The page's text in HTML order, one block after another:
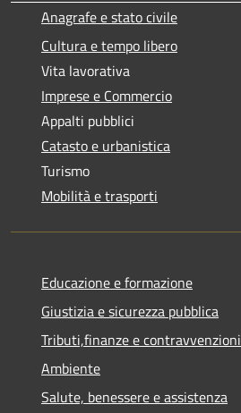
Anagrafe e stato civile
Cultura e tempo libero
Vita lavorativa
Imprese e Commercio
Appalti pubblici
Catasto e urbanistica
Turismo
Mobilità e trasporti
Educazione e formazione
Giustizia e sicurezza pubblica
Tributi,finanze e contravvenzioni
Ambiente
Salute, benessere e assistenza